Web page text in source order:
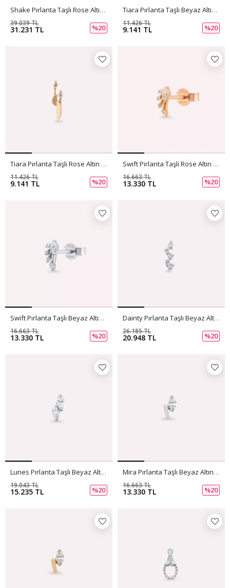
Shake Pırlanta Taşlı Rose Altın Tek Küpe
31.231 TL
39.039 TL
%20
Tiara Pırlanta Taşlı Beyaz Altın Tek Küpe
9.141 TL
11.426 TL
%20
Tiara Pırlanta Taşlı Rose Altın Tek Küpe
9.141 TL
11.426 TL
%20
Swift Pırlanta Taşlı Rose Altın Tek Küpe
13.330 TL
16.663 TL
%20
Swift Pırlanta Taşlı Beyaz Altın Tek Küpe
13.330 TL
16.663 TL
%20
Dainty Pırlanta Taşlı Beyaz Altın Tek Küpe
20.948 TL
26.185 TL
%20
Lunes Pırlanta Taşlı Beyaz Altın Tek Küpe
15.235 TL
19.043 TL
%20
Mira Pırlanta Taşlı Beyaz Altın Tek Küpe
13.330 TL
16.663 TL
%20